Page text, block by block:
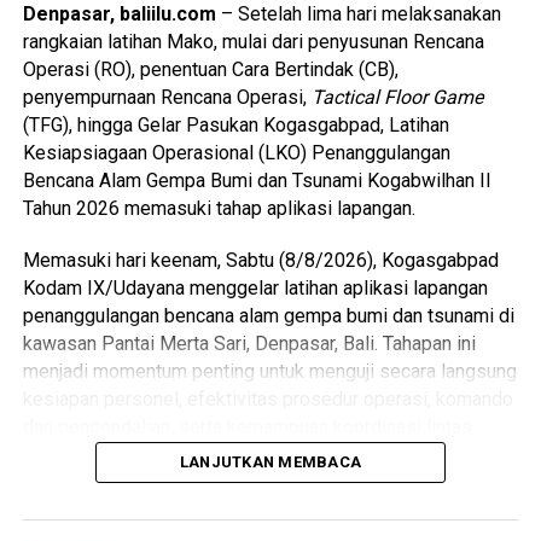
Denpasar, baliilu.com – Setelah lima hari melaksanakan
rangkaian latihan Mako, mulai dari penyusunan Rencana
Operasi (RO), penentuan Cara Bertindak (CB),
penyempurnaan Rencana Operasi, Tactical Floor Game
(TFG), hingga Gelar Pasukan Kogasgabpad, Latihan
Kesiapsiagaan Operasional (LKO) Penanggulangan
Bencana Alam Gempa Bumi dan Tsunami Kogabwilhan II
Tahun 2026 memasuki tahap aplikasi lapangan.
Memasuki hari keenam, Sabtu (8/8/2026), Kogasgabpad
Kodam IX/Udayana menggelar latihan aplikasi lapangan
penanggulangan bencana alam gempa bumi dan tsunami di
kawasan Pantai Merta Sari, Denpasar, Bali. Tahapan ini
menjadi momentum penting untuk menguji secara langsung
sektor dalam menghadapi skenario bencana berskala
LANJUTKAN MEMBACA